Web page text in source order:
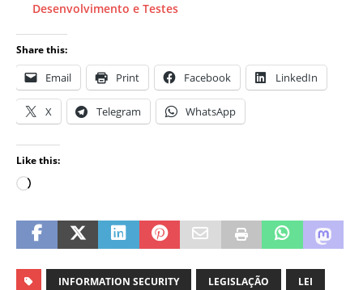
Desenvolvimento e Testes
Share this:
Email Print Facebook LinkedIn
X Telegram WhatsApp
Like this:
INFORMATION SECURITY LEGISLAÇÃO LEI